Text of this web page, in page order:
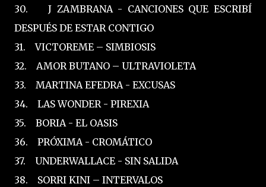
30. J ZAMBRANA - CANCIONES QUE ESCRIBÍ
DESPUÉS DE ESTAR CONTIGO
31. VICTOREME – SIMBIOSIS
32. AMOR BUTANO – ULTRAVIOLETA
33. MARTINA EFEDRA - EXCUSAS
34. LAS WONDER - PIREXIA
35. BORIA - EL OASIS
36. PRÓXIMA - CROMÁTICO
37. UNDERWALLACE - SIN SALIDA
38. SORRI KINI – INTERVALOS